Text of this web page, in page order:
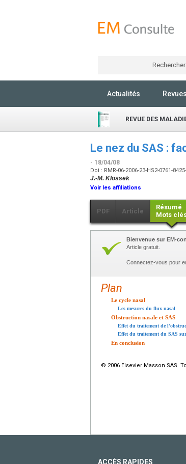
Rechercher
Actualités Revues
REVUE DES
Le nez du SAS :
- 18/04/08
Doi : RMR-06-2006-23-HS2-0761-
J.-M. Klossek
Voir les affiliations
PDF Article
Résumé
Mots
Bienvenue sur EM-
Article gratuit.
Connectez-vous pour
Plan
Le cycle nasal
Les mesures du flux nasal
Obstruction nasale et SAS
Effet du traitement de
Effet du traitement du SAS
En conclusion
© 2006 Elsevier Masson SAS.
ACCÈS RAPIDES